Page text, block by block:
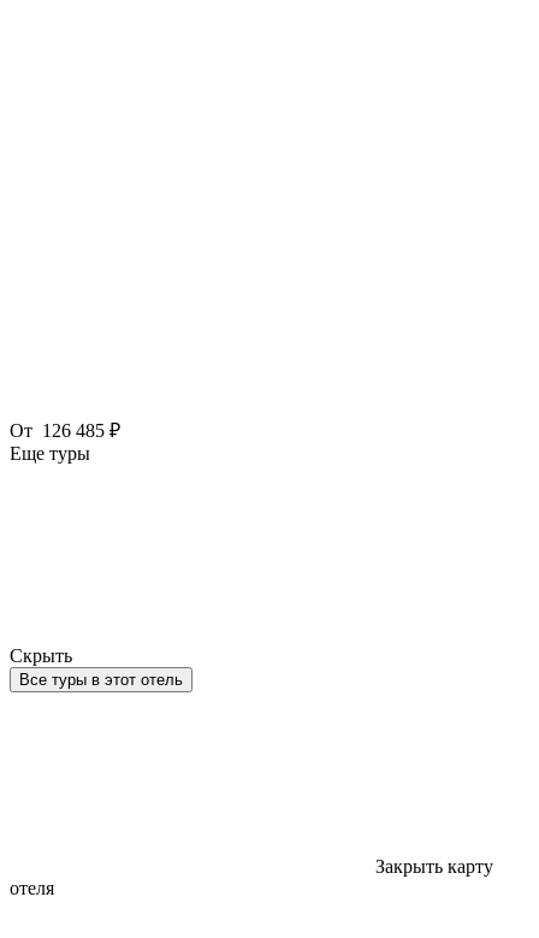
От 126 485 ₽
Еще туры
Скрыть
Все туры в этот отель
Закрыть карту
отеля